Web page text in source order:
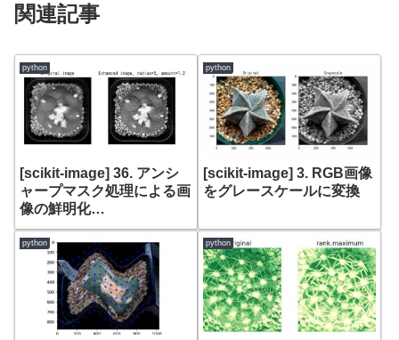
関連記事
python
[scikit-image] 36. アンシ
ャープマスク処理による画
像の鮮明化
(skimage.filters
unsharp_mask)
python
[scikit-image] 3. RGB画像
をグレースケールに変換
python python